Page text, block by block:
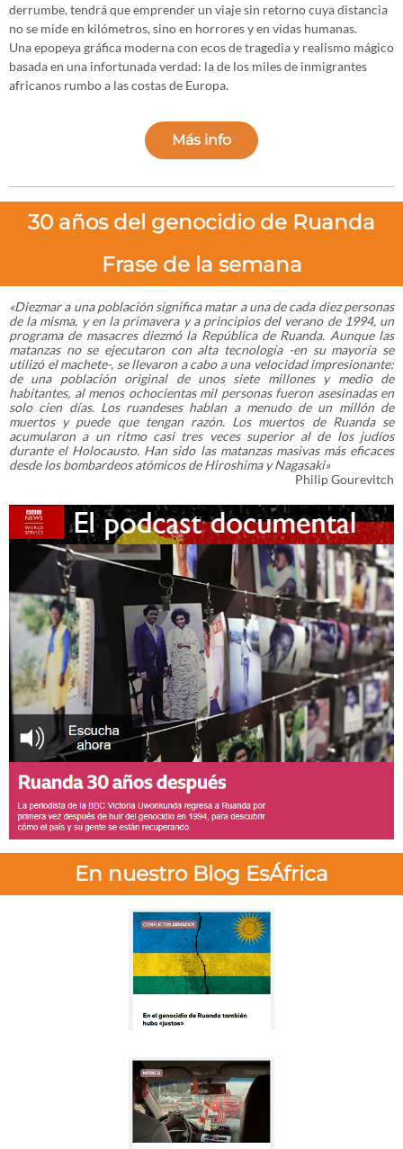
derrumbe, tendrá que emprender un viaje sin retorno cuya distancia
no se mide en kilómetros, sino en horrores y en vidas humanas.
Una epopeya gráfica moderna con ecos de tragedia y realismo mágico
basada en una infortunada verdad: la de los miles de inmigrantes
africanos rumbo a las costas de Europa.
Más info
30 años del genocidio de Ruanda
Frase de la semana
«Diezmar a una población significa matar a una de cada diez personas
de la misma, y en la primavera y a principios del verano de 1994, un
programa de masacres diezmó la República de Ruanda. Aunque las
matanzas no se ejecutaron con alta tecnología -en su mayoría se
utilizó el machete-, se llevaron a cabo a una velocidad impresionante:
de una población original de unos siete millones y medio de
habitantes, al menos ochocientas mil personas fueron asesinadas en
solo cien días. Los ruandeses hablan a menudo de un millón de
muertos y puede que tengan razón. Los muertos de Ruanda se
acumularon a un ritmo casi tres veces superior al de los judíos
durante el Holocausto. Han sido las matanzas masivas más eficaces
desde los bombardeos atómicos de Hiroshima y Nagasaki»
Philip Gourevitch
En nuestro Blog EsÁfrica